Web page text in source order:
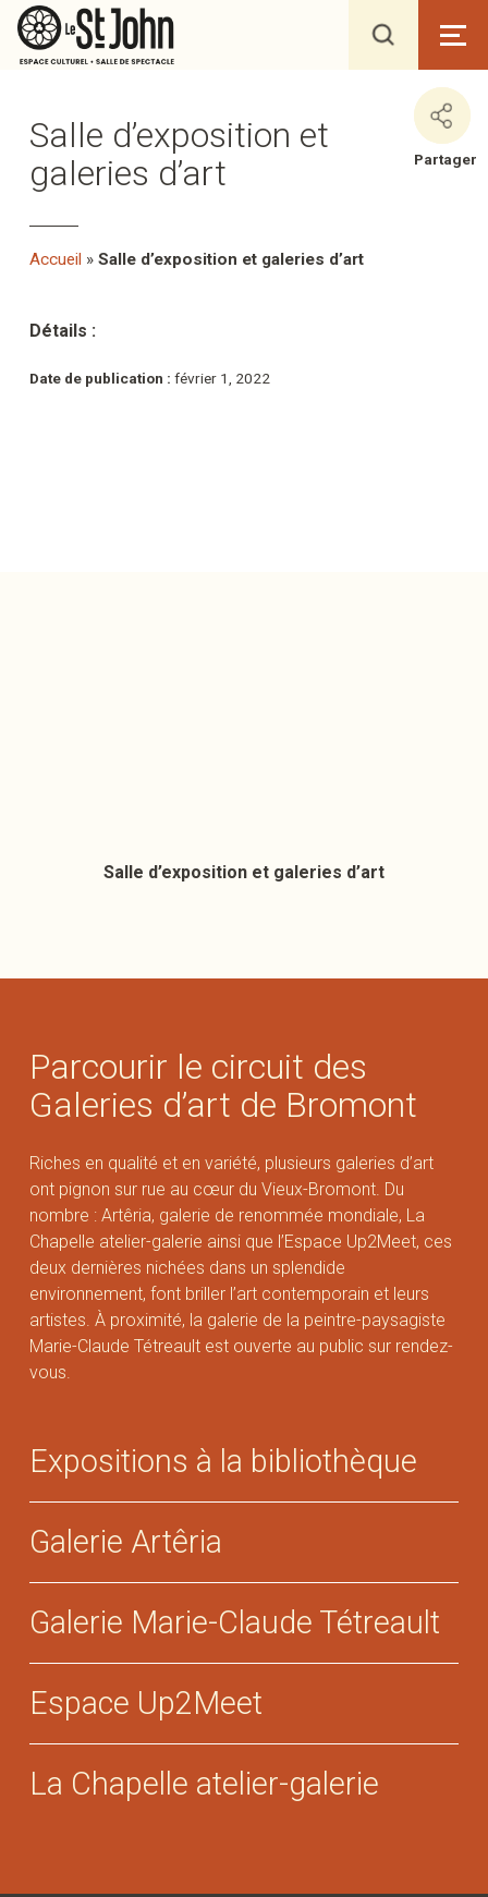
Salle d’exposition et
galeries d’art
Accueil » Salle d’exposition et galeries d’art
Détails :
Date de publication : février 1, 2022
Partager
Salle d’exposition et galeries d’art
Parcourir le circuit des
Galeries d’art de Bromont
Riches en qualité et en variété, plusieurs galeries d’art
ont pignon sur rue au cœur du Vieux-Bromont. Du
nombre : Artêria, galerie de renommée mondiale, La
Chapelle atelier-galerie ainsi que l’Espace Up2Meet, ces
deux dernières nichées dans un splendide
environnement, font briller l’art contemporain et leurs
artistes. À proximité, la galerie de la peintre-paysagiste
Marie-Claude Tétreault est ouverte au public sur rendez-
vous.
Expositions à la bibliothèque
Galerie Artêria
Galerie Marie-Claude Tétreault
Espace Up2Meet
La Chapelle atelier-galerie